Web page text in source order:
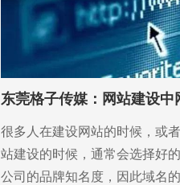
很多人在建设网站的时候，或
站建设的时候，通常会选择好
公司的品牌知名度，因此域名